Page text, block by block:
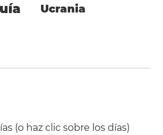
Ucrania
(o haz clic sobre los días)